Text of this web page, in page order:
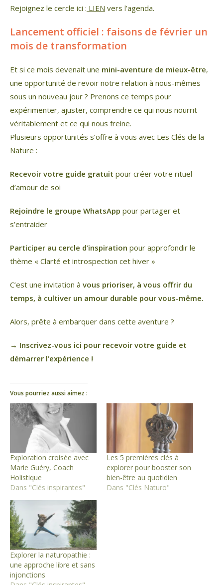
Rejoignez le cercle ici : LIEN vers l’agenda.
Lancement officiel : faisons de février un
mois de transformation
Et si ce mois devenait une mini-aventure de mieux-être,
une opportunité de revoir notre relation à nous-mêmes
sous un nouveau jour ? Prenons ce temps pour
expérimenter, ajuster, comprendre ce qui nous nourrit
véritablement et ce qui nous freine.
Plusieurs opportunités s’offre à vous avec Les Clés de la
Nature :
Recevoir votre guide gratuit pour créer votre rituel
d’amour de soi
Rejoindre le groupe WhatsApp pour partager et
s’entraider
Participer au cercle d’inspiration pour approfondir le
thème « Clarté et introspection cet hiver »
C’est une invitation à vous prioriser, à vous offrir du
temps, à cultiver un amour durable pour vous-même.
Alors, prête à embarquer dans cette aventure ?
→ Inscrivez-vous ici pour recevoir votre guide et
démarrer l’expérience !
Vous pourriez aussi aimez :
Exploration croisée avec
Marie Guéry, Coach
Holistique
Dans "Clés inspirantes"
Les 5 premières clés à
explorer pour booster son
bien-être au quotidien
Dans "Clés Naturo"
Explorer la naturopathie :
une approche libre et sans
injonctions